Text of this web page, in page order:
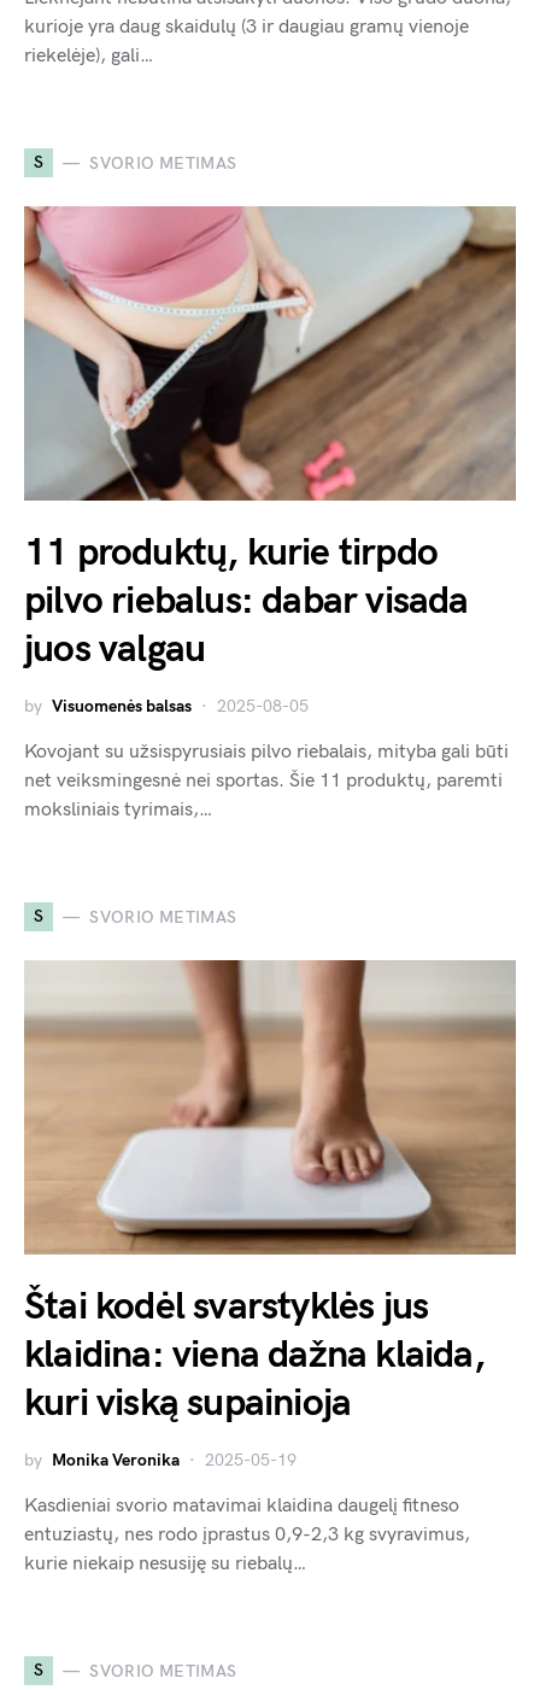
kurioje yra daug skaidulų (3 ir daugiau gramų vienoje
riekelėje), gali…
S SVORIO METIMAS
11 produktų, kurie tirpdo
pilvo riebalus: dabar visada
juos valgau
by Visuomenės balsas 2025-08-05
Kovojant su užsispyrusiais pilvo riebalais, mityba gali būti
net veiksmingesnė nei sportas. Šie 11 produktų, paremti
moksliniais tyrimais,…
S SVORIO METIMAS
Štai kodėl svarstyklės jus
klaidina: viena dažna klaida,
kuri viską supainioja
by Monika Veronika 2025-05-19
Kasdieniai svorio matavimai klaidina daugelį fitneso
entuziastų, nes rodo įprastus 0,9-2,3 kg svyravimus,
kurie niekaip nesusiję su riebalų…
S SVORIO METIMAS